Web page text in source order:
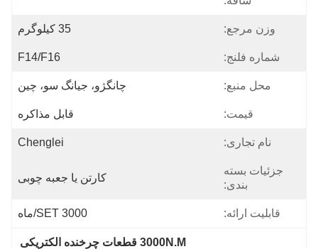
وزن مرجع: 35 کیلوگرم
شماره فلنج: F14/F16
محل منبع: چانگژو، جیانگ سو، چین
قیمت: قابل مذاکره
نام تجاری: Chenglei
جزئیات بسته
بندی:
کارتن یا جعبه چوبی
قابلیت ارائه: 3000 SET/ماه
3000N.M قطعات چرخنده الکتریکی